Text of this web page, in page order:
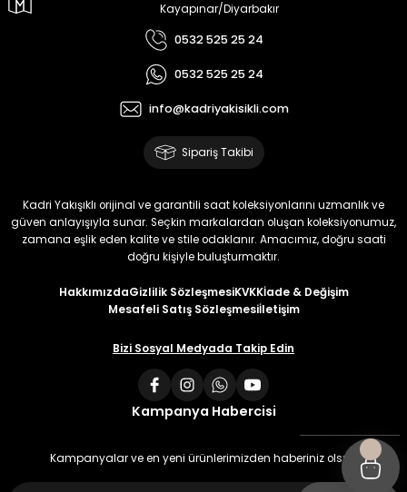
Kayapınar/Diyarbakır
0532 525 25 24
0532 525 25 24
info@kadriyakisikli.com
Sipariş Takibi
Kadri Yakışıklı orijinal ve garantili saat koleksiyonlarını uzmanlık ve
güven anlayışıyla sunar. Seçkin markalardan oluşan koleksiyonumuz,
zamana eşlik eden kalite ve stile odaklanır. Amacımız, doğru saati
doğru kişiyle buluşturmaktır.
HakkımızdaGizlilik SözleşmesiKVKKİade & Değişim
Mesafeli Satış Sözleşmesiİletişim
Bizi Sosyal Medyada Takip Edin
Kampanya Habercisi
Kampanyalar ve en yeni ürünlerimizden haberiniz olsun